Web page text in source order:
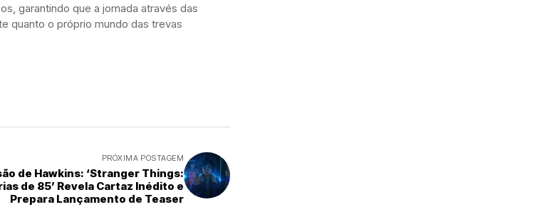
garantindo que a jornada através das
quanto o próprio mundo das trevas
PRÓXIMA POSTAGEM
de Hawkins: ‘Stranger Things:
de 85’ Revela Cartaz Inédito e
Prepara Lançamento de Teaser